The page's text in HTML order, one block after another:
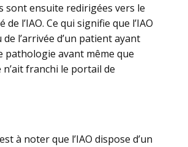
sont ensuite redirigées vers le
de l’IAO. Ce qui signifie que l’IAO
l’arrivée d’un patient ayant
pathologie avant même que
n’ait franchi le portail de
à noter que l’IAO dispose d’un